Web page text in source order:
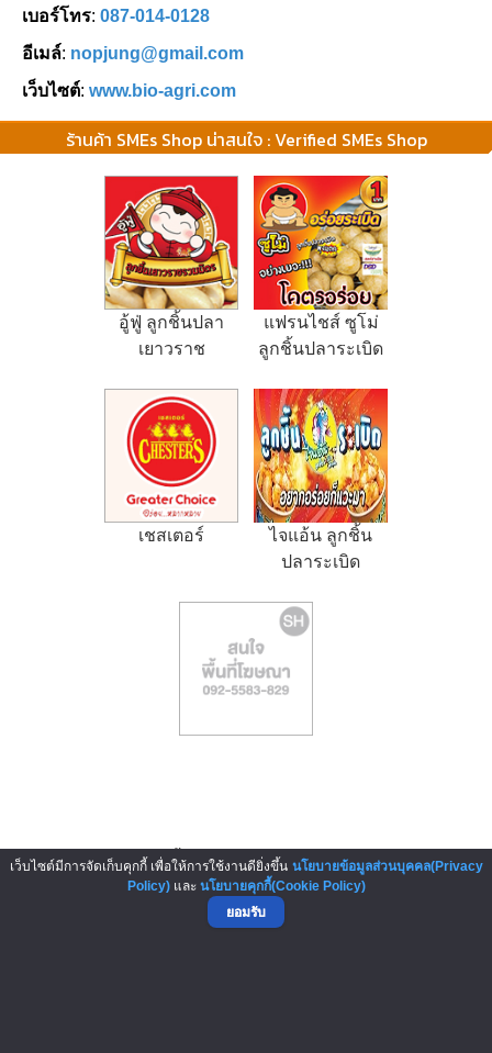
เบอร์โทร: 087-014-0128
อีเมล์: nopjung@gmail.com
เว็บไซต์: www.bio-agri.com
ร้านค้า SMEs Shop น่าสนใจ : Verified SMEs Shop
อู้ฟู่ ลูกชิ้นปลา
เยาวราช
แฟรนไชส์ ซูโม่
ลูกชิ้นปลาระเบิด
เชสเตอร์
ไจแอ้น ลูกชิ้น
ปลาระเบิด
การโพสต์ข้อความซื้อ-ขายสินค้าใดๆ ถือเป็นความรับผิดชอบของ
ผู้ลงประกาศ ทางเว็บไซต์ ThaiFranchiseCenter.com เป็นเพียงผู้ให้
บริการ และไม่มีส่วนเกี่ยวข้องกับการกระทำดังกล่าว รวมทั้งไม่มีส่วน
รับผิดชอบใดๆ และไม่สามารถนำไปอ้างอิงทางกฎหมายได้
เว็บไซต์มีการจัดเก็บคุกกี้ เพื่อให้การใช้งานดียิ่งขึ้น นโยบายข้อมูลส่วนบุคคล(Privacy
Policy)และ นโยบายคุกกี้(Cookie Policy)
ยอมรับ